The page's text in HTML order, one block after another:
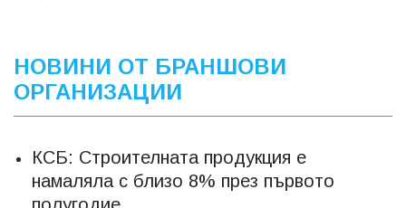
НОВИНИ ОТ БРАНШОВИ
ОРГАНИЗАЦИИ
КСБ: Строителната продукция е
намаляла с близо 8% през първото